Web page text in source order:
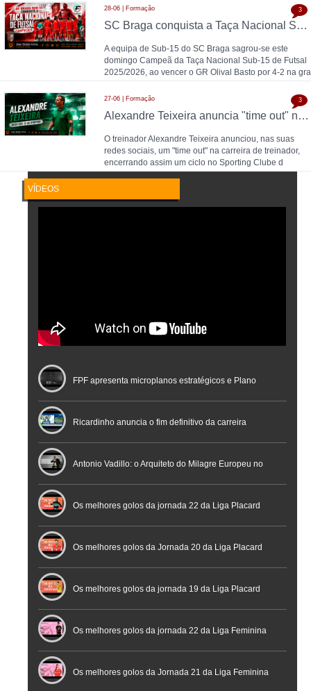
28-06 | Formação
SC Braga conquista a Taça Nacional Sub-15 de Futsal e sobe ao Campeonato Nacional 26/27
A equipa de Sub-15 do SC Braga sagrou-se este
domingo Campeã da Taça Nacional Sub-15 de Futsal
2025/2026, ao vencer o GR Olival Basto por 4-2 na gra
3
27-06 | Formação
Alexandre Teixeira anuncia "time out" no futsal: pausa após título de Campeão Nacional pelo Sporting CP
O treinador Alexandre Teixeira anunciou, nas suas
redes sociais, um "time out" na carreira de treinador,
encerrando assim um ciclo no Sporting Clube d
3
VÍDEOS
FPF apresenta microplanos estratégicos e Plano
Nacional de Arbitragem
Ricardinho anuncia o fim definitivo da carreira
profissional em conferência histórica na Cidade do
Futebol
Antonio Vadillo: o Arquiteto do Milagre Europeu no
Futsal | Documentário
Os melhores golos da jornada 22 da Liga Placard
Os melhores golos da Jornada 20 da Liga Placard
Futsal
Os melhores golos da jornada 19 da Liga Placard
Os melhores golos da jornada 22 da Liga Feminina
Placard
Os melhores golos da Jornada 21 da Liga Feminina